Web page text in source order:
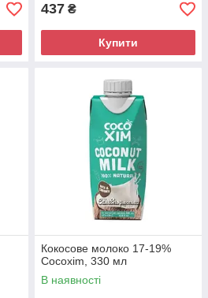
437 ₴
Купити
Кокосове молоко 17-19%
Cocoxim, 330 мл
В наявності